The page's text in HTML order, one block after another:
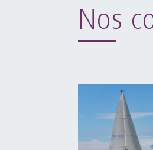
Nos